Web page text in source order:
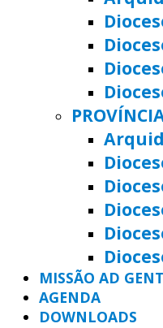
MISSÃO AD
AGENDA
DOWNLOADS